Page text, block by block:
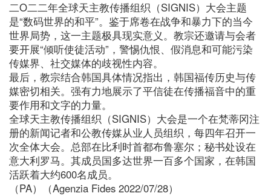
二O二二年全球天主教传播组织（SIGNIS）大会主题
是“数码世界的和平”。鉴于席卷在战争和暴力下的当今
世界局势，这一主题极具现实意义。教宗还邀请与会者
要开展“倾听使徒活动”，警惕仇恨、假消息和可能污染
传媒界、社交媒体的歧视性内容。
最后，教宗结合韩国具体情况指出，韩国福传历史与传
媒密切相关。强有力地展示了平信徒在传播福音中的重
要作用和文字的力量。
全球天主教传播组织（SIGNIS）大会是一个在梵蒂冈注
册的新闻记者和公教传媒从业人员组织，每四年召开一
次全体大会。总部在比利时首都布鲁塞尔；秘书处设在
意大利罗马。其成员国多达世界一百多个国家，在韩国
活跃着大约600名成员。
（PA）（Agenzia Fides 2022/07/28）